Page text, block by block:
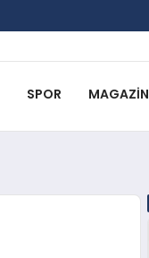
SPOR MAGAZIN